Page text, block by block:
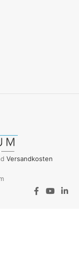
Versandkosten